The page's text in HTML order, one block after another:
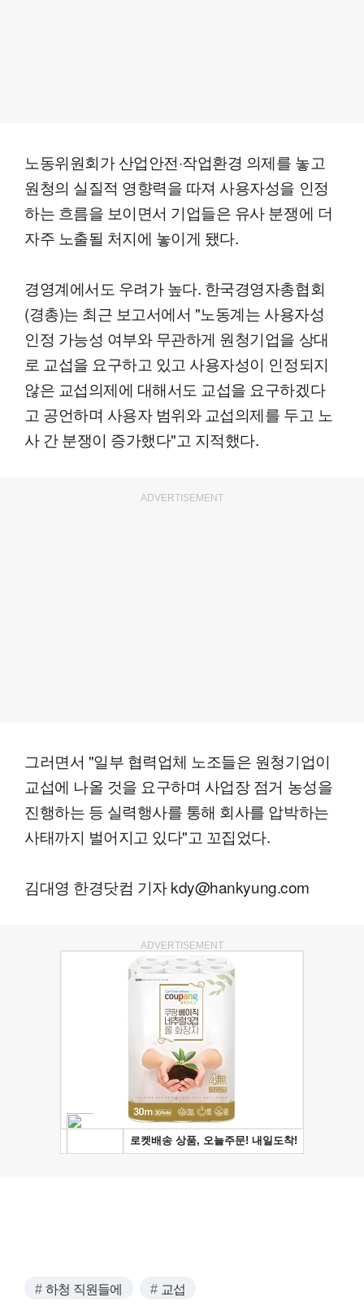
노동위원회가 산업안전·작업환경 의제를 놓고
원청의 실질적 영향력을 따져 사용자성을 인정
하는 흐름을 보이면서 기업들은 유사 분쟁에 더
자주 노출될 처지에 놓이게 됐다.
경영계에서도 우려가 높다. 한국경영자총협회
(경총)는 최근 보고서에서 "노동계는 사용자성
인정 가능성 여부와 무관하게 원청기업을 상대
로 교섭을 요구하고 있고 사용자성이 인정되지
않은 교섭의제에 대해서도 교섭을 요구하겠다
고 공언하며 사용자 범위와 교섭의제를 두고 노
사 간 분쟁이 증가했다"고 지적했다.
ADVERTISEMENT
그러면서 "일부 협력업체 노조들은 원청기업이
교섭에 나올 것을 요구하며 사업장 점거 농성을
진행하는 등 실력행사를 통해 회사를 압박하는
사태까지 벌어지고 있다"고 꼬집었다.
김대영 한경닷컴 기자 kdy@hankyung.com
ADVERTISEMENT
하청 직원들에 교섭